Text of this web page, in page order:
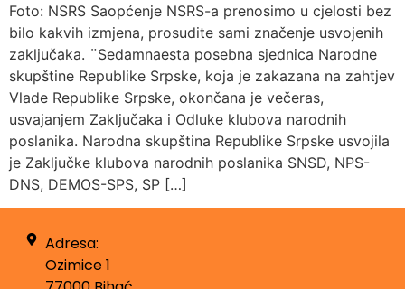
Foto: NSRS Saopćenje NSRS-a prenosimo u cjelosti bez
bilo kakvih izmjena, prosudite sami značenje usvojenih
zaključaka. ¨Sedamnaesta posebna sjednica Narodne
skupštine Republike Srpske, koja je zakazana na zahtjev
Vlade Republike Srpske, okončana je večeras,
usvajanjem Zaključaka i Odluke klubova narodnih
poslanika. Narodna skupština Republike Srpske usvojila
je Zaključke klubova narodnih poslanika SNSD, NPS-
DNS, DEMOS-SPS, SP […]
Adresa:
Ozimice 1